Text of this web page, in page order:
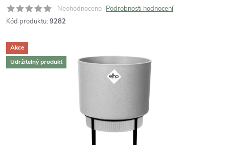
Neohodnoceno Podrobnosti hodnocení
Kód produktu: 9282
Akce
Udržitelný produkt